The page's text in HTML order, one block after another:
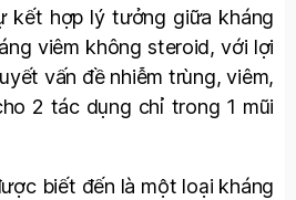
kết hợp lý tưởng giữa kháng
viêm không steroid, với lợi
vấn đề nhiễm trùng, viêm,
2 tác dụng chỉ trong 1 mũi
biết đến là một loại kháng